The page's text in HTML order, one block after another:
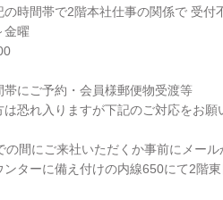
時間帯で2階本社仕事の関係で 受付
金曜
帯にご予約・会員様郵便物受渡等
は恐れ入りますが下記のご対応をお願
間にご来社いただくか事前にメール
ターに備え付けの内線650にて2階東